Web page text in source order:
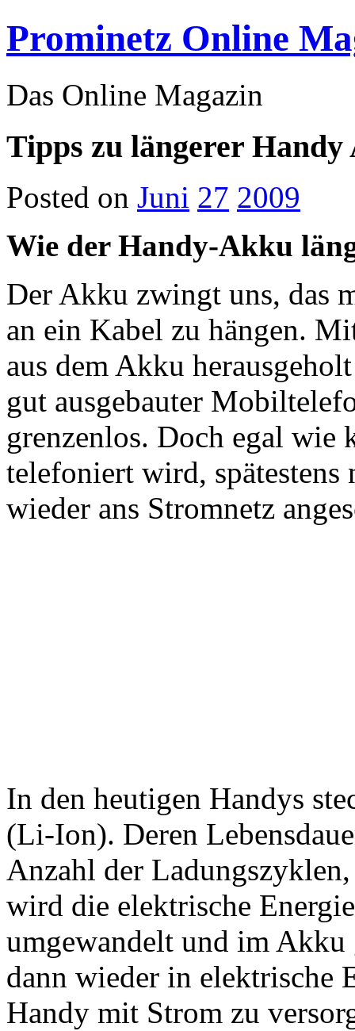
Prominetz Online
Das Online Magazin
Tipps zu längerer
Posted on Juni 27 2009
Wie der Handy-Akku
Der Akku zwingt uns, das
an ein Kabel zu hängen.
aus dem Akku
gut ausgebauter
grenzenlos. Doch egal wie
telefoniert wird, spätestens
wieder ans Stromnetz
In den heutigen Handys
(Li-Ion). Deren
Anzahl der
wird die elektrische
umgewandelt und im Akku
dann wieder in elektrische
Handy mit Strom zu